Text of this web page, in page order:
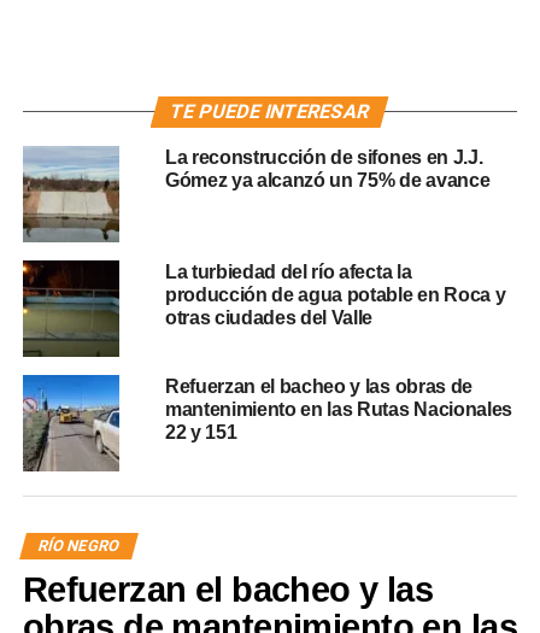
TE PUEDE INTERESAR
La reconstrucción de sifones en J.J.
Gómez ya alcanzó un 75% de avance
La turbiedad del río afecta la
producción de agua potable en Roca y
otras ciudades del Valle
Refuerzan el bacheo y las obras de
mantenimiento en las Rutas Nacionales
22 y 151
RÍO NEGRO
Refuerzan el bacheo y las